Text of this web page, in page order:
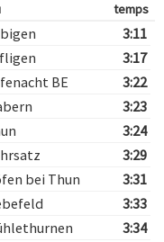
temps
3:11
3:17
BE
3:22
3:23
3:24
3:29
bei Thun
3:31
3:33
3:34